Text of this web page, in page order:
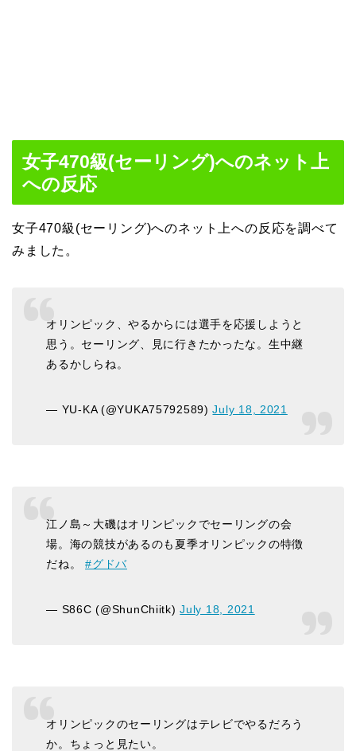
女子470級(セーリング)へのネット上
への反応
女子470級(セーリング)へのネット上への反応を調べて
みました。
オリンピック、やるからには選手を応援しようと
思う。セーリング、見に行きたかったな。生中継
あるかしらね。
— YU-KA (@YUKA75792589)July 18, 2021
江ノ島～大磯はオリンピックでセーリングの会
場。海の競技があるのも夏季オリンピックの特徴
だね。#グドバ
— S86C (@ShunChiitk)July 18, 2021
オリンピックのセーリングはテレビでやるだろう
か。ちょっと見たい。